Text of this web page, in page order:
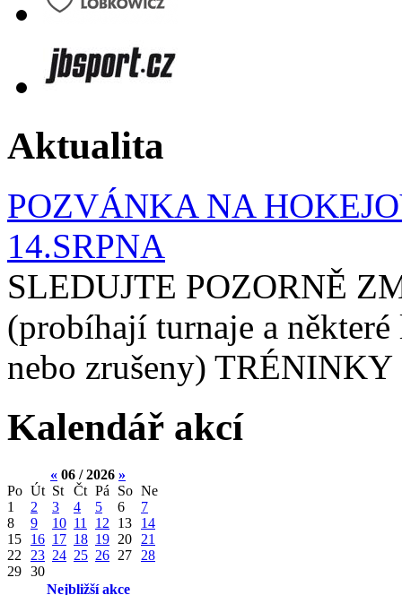
Aktualita
POZVÁNKA NA
14.SRPNA
SLEDUJTE POZORNĚ
(probíhají turnaje a
nebo zrušeny)
Kalendář akcí
« 06 / 2026 »
Po Út St Čt Pá So Ne
1
2 3 4 5 6
7
8
9 10 11 12 13
14
15
16 17 18 19 20
21
22
23 24 25 26 27
28
29 30
Nejbližší akce